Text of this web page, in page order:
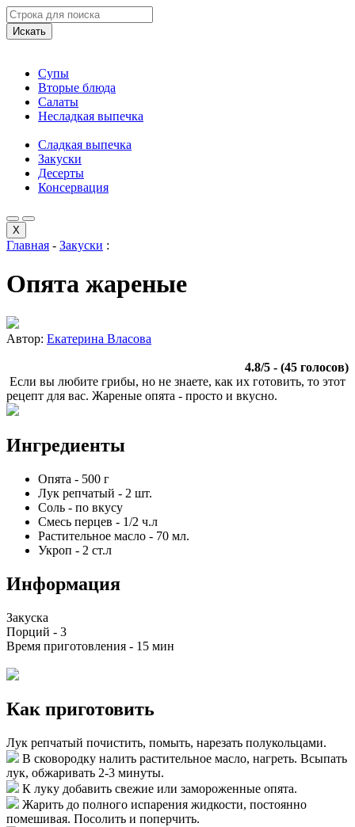
Искать
Супы
Вторые блюда
Салаты
Несладкая выпечка
Сладкая выпечка
Закуски
Десерты
Консервация
X
Главная - Закуски :
Опята жареные
Автор: Екатерина Власова
4.8/5 - (45 голосов)
Если вы любите грибы, но не знаете, как их готовить, то этот
рецепт для вас. Жареные опята - просто и вкусно.
Ингредиенты
Опята - 500 г
Лук репчатый - 2 шт.
Соль - по вкусу
Смесь перцев - 1/2 ч.л
Растительное масло - 70 мл.
Укроп - 2 ст.л
Информация
Закуска
Порций - 3
Время приготовления - 15 мин
Как приготовить
Лук репчатый почистить, помыть, нарезать полукольцами.
В сковородку налить растительное масло, нагреть. Всыпать
лук, обжаривать 2-3 минуты.
К луку добавить свежие или замороженные опята.
Жарить до полного испарения жидкости, постоянно
помешивая. Посолить и поперчить.